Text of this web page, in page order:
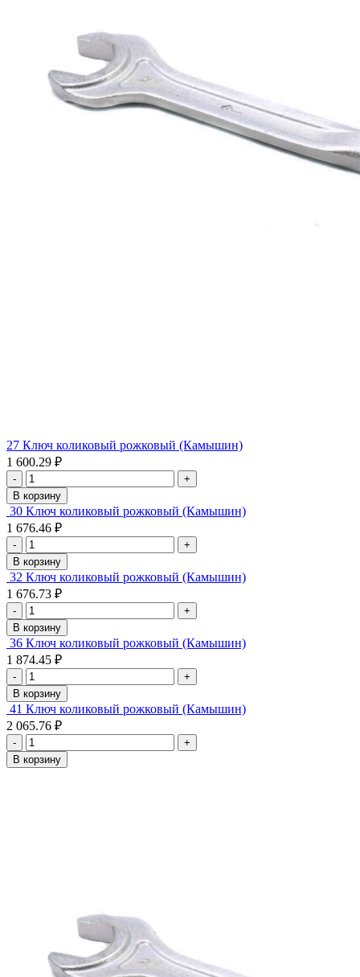
27 Ключ коликовый рожковый (Камышин)
1 600.29 ₽
-
+
В корзину
30 Ключ коликовый рожковый (Камышин)
1 676.46 ₽
-
+
В корзину
32 Ключ коликовый рожковый (Камышин)
1 676.73 ₽
-
+
В корзину
36 Ключ коликовый рожковый (Камышин)
1 874.45 ₽
-
+
В корзину
41 Ключ коликовый рожковый (Камышин)
2 065.76 ₽
-
+
В корзину